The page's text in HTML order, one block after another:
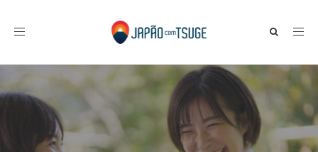
Toggle navigation